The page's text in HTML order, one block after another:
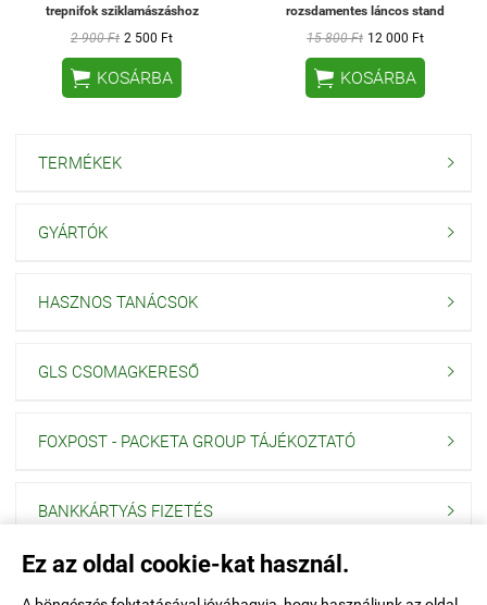
Ez az oldal cookie-kat használ.
trepnifok sziklamászáshoz
2 900 Ft 2 500 Ft
 KOSÁRBA
rozsdamentes láncos stand
15 800 Ft 12 000 Ft
 KOSÁRBA
TERMÉKEK 
GYÁRTÓK 
HASZNOS TANÁCSOK 
GLS CSOMAGKERESŐ 
FOXPOST - PACKETA GROUP TÁJÉKOZTATÓ 
BANKKÁRTYÁS FIZETÉS 
Navigáció